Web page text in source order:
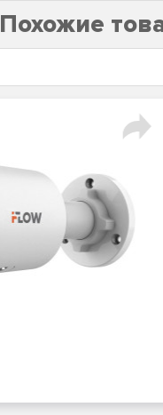
Похожие